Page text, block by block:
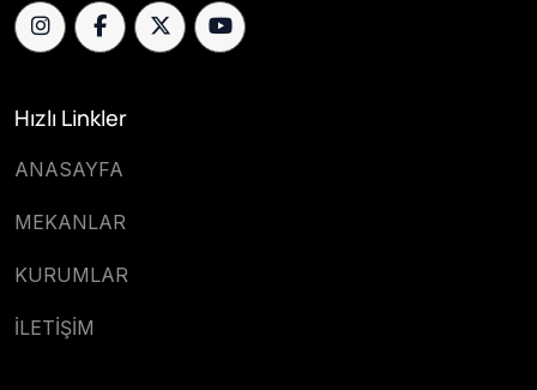
Hızlı Linkler
ANASAYFA
MEKANLAR
KURUMLAR
İLETİŞİM